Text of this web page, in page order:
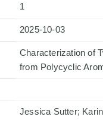
1
2025-10-03
Characterization of
from Polycyclic
Jessica Sutter;